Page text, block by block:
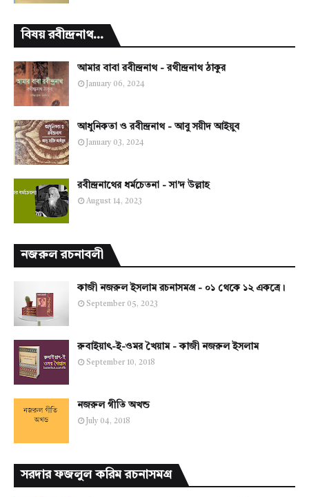
বিষয় রবীন্দ্রনাথ...
আমার বাবা রবীন্দ্রনাথ - রথীন্দ্রনাথ ঠাকুর
January 06, 2024
আধুনিকতা ও রবীন্দ্রনাথ - আবু সয়ীদ আইয়ুব
January 03, 2024
রবীন্দ্রনাথের ধর্মচেতনা - সা'দ উল্লাহ
August 14, 2023
নজরুল রচনাবলী
কাজী নজরুল ইসলাম রচনাসমগ্র - ০১ থেকে ১২ একত্রে।
September 05, 2023
রুবাইয়াৎ-ই-ওমর খৈয়াম - কাজী নজরুল ইসলাম
September 10, 2018
নজরুল গীতি অখন্ড
July 04, 2018
সরদার ফজলুল করিম রচনাসমগ্র